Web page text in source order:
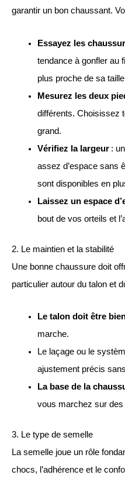
garantir un bon chaussant.
Essayez les
tendance à gonfler au
plus proche de sa
Mesurez les deux
différents. Choisissez
grand.
Vérifiez la largeur:
assez d’espace sans
sont disponibles en
Laissez un espace
bout de vos orteils et
2. Le maintien et la stabilité
Une bonne chaussure doit
particulier autour du talon et
Le talon doit être
marche.
Le laçage ou le
ajustement précis
La base de la
vous marchez sur
3. Le type de semelle
La semelle joue un rôle
chocs, l’adhérence et le